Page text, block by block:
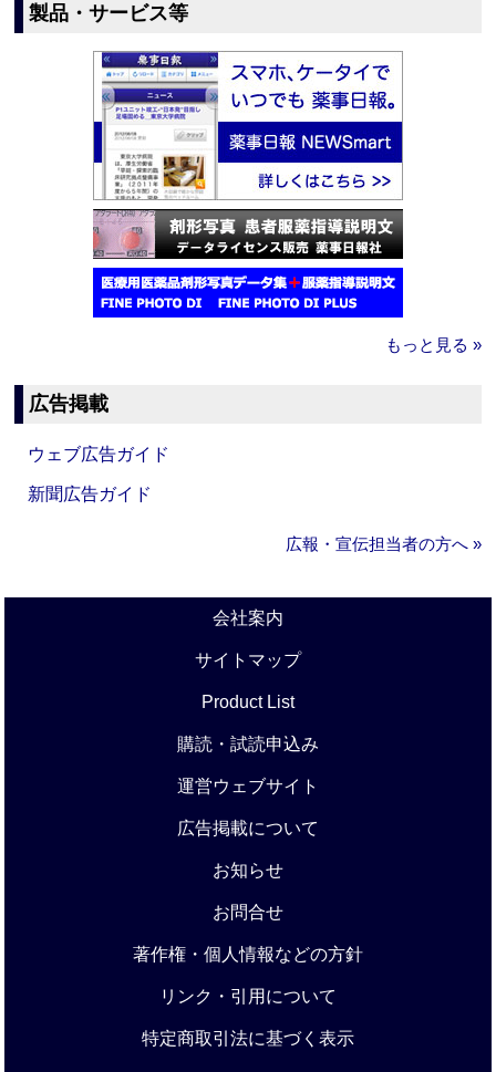
製品・サービス等
もっと見る »
広告掲載
ウェブ広告ガイド
新聞広告ガイド
広報・宣伝担当者の方へ »
会社案内
サイトマップ
Product List
購読・試読申込み
運営ウェブサイト
広告掲載について
お知らせ
お問合せ
著作権・個人情報などの方針
リンク・引用について
特定商取引法に基づく表示